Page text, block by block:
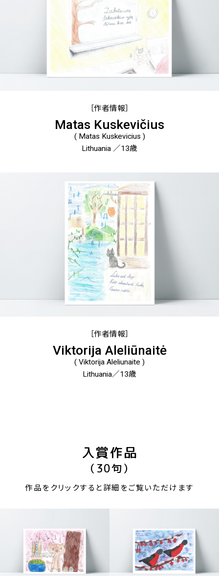
［作者情報］
Matas Kuskevičius
( Matas Kuskevicius )
Lithuania ／13歳
［作者情報］
Viktorija Aleliūnaitė
( Viktorija Aleliunaite )
Lithuania／13歳
入賞作品
（30句）
作品をクリックすると詳細をご覧いただけます